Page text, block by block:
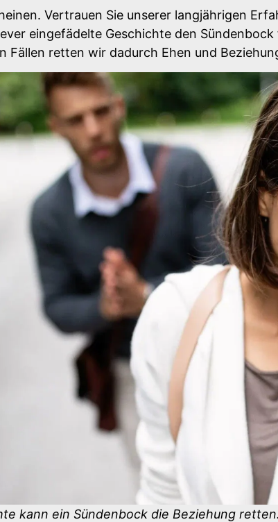
Vertrauen Sie unserer langjährigen
eingefädelte Geschichte den
Fällen retten wir dadurch Ehen und
kann ein Sündenbock die Beziehung retten.